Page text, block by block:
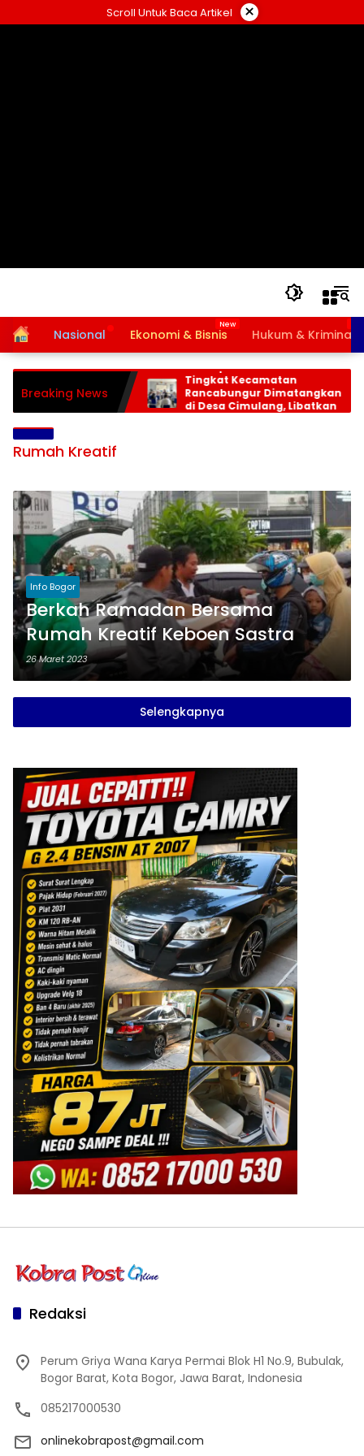
ke
Scroll Untuk Baca Artikel ×
HomeNasional Ekonomi & Bisnis Hukum & Kriminal
Breaking News
Persiapan HUT RI ke-81
Tingkat Kecamatan
Rancabungur Dimatangkan
di Desa Cimulang, Libatkan
Rumah Kreatif
Info Bogor
Berkah Ramadan Bersama
Rumah Kreatif Keboen Sastra
26 Maret 2023
Selengkapnya
Redaksi
Perum Griya Wana Karya Permai Blok H1 No.9, Bubulak,
Bogor Barat, Kota Bogor, Jawa Barat, Indonesia
085217000530
onlinekobrapost@gmail.com